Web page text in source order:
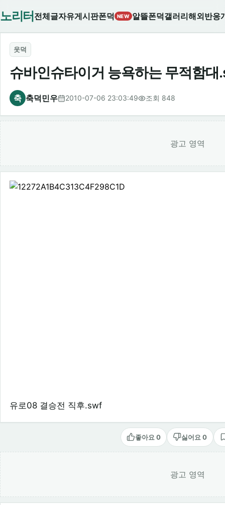
노리터 전체글자유게시판폰덕 NEW 알뜰폰덕갤러리해외반응
웃덕
슈바인슈타이거 능욕하는 무적함
축 축덕민우 2010-07-06 23:03:49 조회 848
광고 영역
유로08 결승전 직후.swf
좋아요 0 싫어요 0
광고 영역